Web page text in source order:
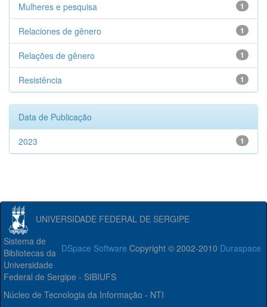
1
Mulheres e pesquisa
1
Relaciones de gênero
1
Relações de gênero
1
Resistência
Data de Publicação
1
2023
UNIVERSIDADE FEDERAL DE SERGIPE
DSpace Software Copyright © 2002-2010 Duraspace
Sistema de
Bibliotecas da
Universidade
Federal de Sergipe - SIBIUFS
Núcleo de Tecnologia da Informação - NTI